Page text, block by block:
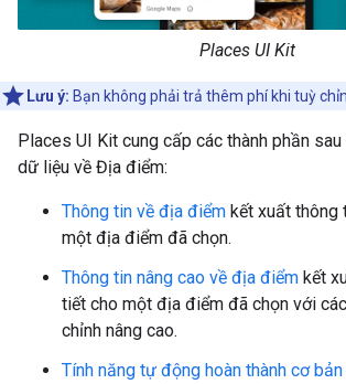
Places UI Kit
Lưu ý: Bạn không phải trả thêm phí khi tuỳ
Places UI Kit cung cấp các thành phần
dữ liệu về Địa điểm:
Thông tin về địa điểm kết xuất thông
một địa điểm đã chọn.
Thông tin nâng cao về địa điểm kết
tiết cho một địa điểm đã chọn với
chỉnh nâng cao.
Tính năng tự động hoàn thành cơ